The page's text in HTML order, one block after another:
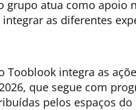
grupo atua como apoio
as diferentes
Tooblook integra as
que segue com
pelos espaços do